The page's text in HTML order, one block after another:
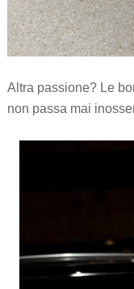
Altra passione? Le
non passa mai